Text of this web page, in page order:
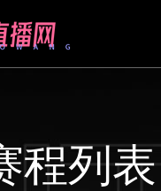
程列表